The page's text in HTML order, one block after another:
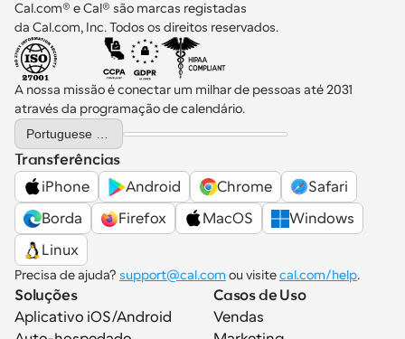
Cal.com® e Cal® são marcas registadas
da Cal.com, Inc. Todos os direitos reservados.
A nossa missão é conectar um milhar de pessoas até 2031
através da programação de calendário.
Select Language
Transferências
iPhone
Android Chrome
Safari
Borda
Firefox MacOS
Windows
Linux
Precisa de ajuda? support@cal.com ou visite cal.com/help.
Soluções
Aplicativo iOS/Android
Casos de Uso
Vendas